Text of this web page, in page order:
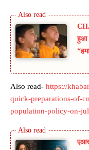
हुआ
Also read- https://
quick-preparations-of-
population-policy-on-
एआर